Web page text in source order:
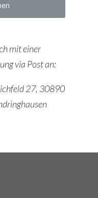
mit einer
via Post an:
27, 30890